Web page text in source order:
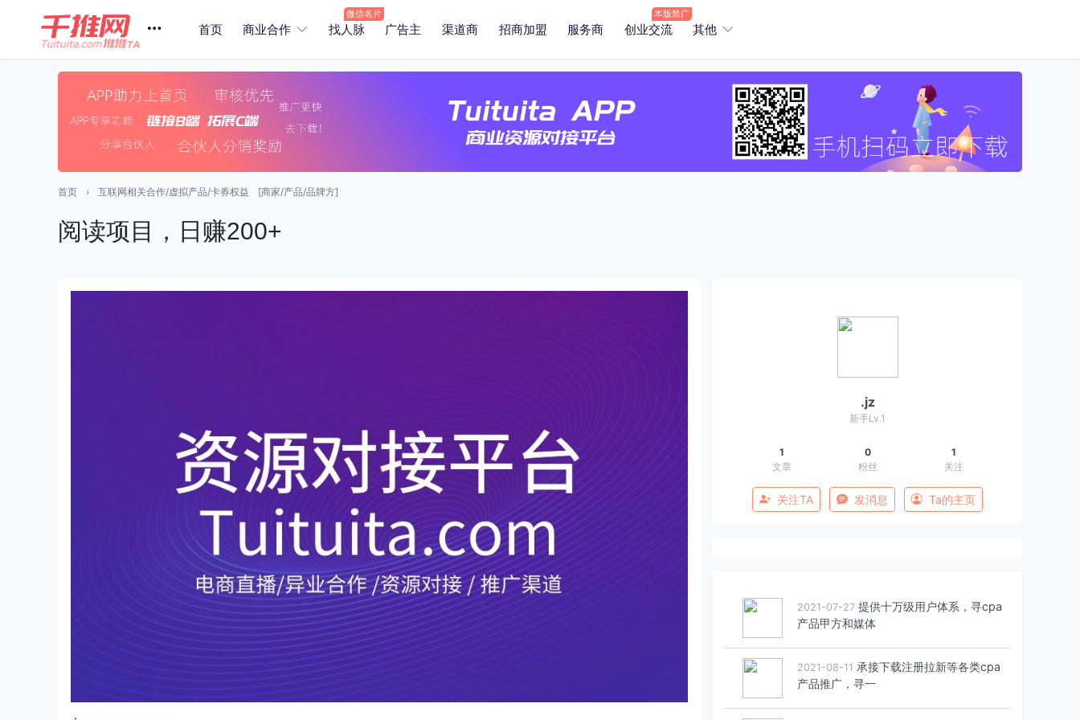
首页 商业合作 找人脉 广告主 渠道商 招商加盟 服务商 创业交流 其他
首页 › 互联网相关合作/虚拟产品/卡券权益 [商家/产品/品牌方]
阅读项目，日赚200+
.jz
新手Lv.1
1
文章
0
粉丝
1
关注
关注TA 发消息 Ta的主页
2021-07-27 提供十万级用户体系，寻cpa
产品甲方和媒体
2021-08-11 承接下载注册拉新等各类cpa
产品推广，寻一